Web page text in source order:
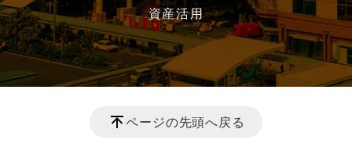
資産活用
ページの先頭へ戻る